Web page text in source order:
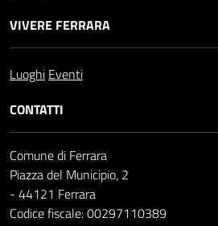
VIVERE FERRARA
Luoghi Eventi
CONTATTI
Comune di Ferrara
Piazza del Municipio, 2
- 44121 Ferrara
Codice fiscale: 00297110389